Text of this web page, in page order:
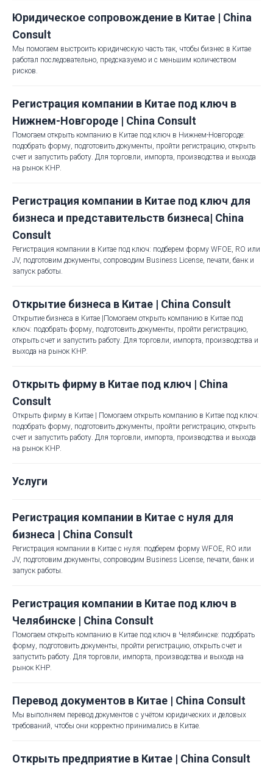
Юридическое сопровождение в Китае | China
Consult
Мы помогаем выстроить юридическую часть так, чтобы бизнес в Китае
работал последовательно, предсказуемо и с меньшим количеством
рисков.
Регистрация компании в Китае под ключ в
Нижнем-Новгороде | China Consult
Помогаем открыть компанию в Китае под ключ в Нижнем-Новгороде:
подобрать форму, подготовить документы, пройти регистрацию, открыть
счет и запустить работу. Для торговли, импорта, производства и выхода
на рынок КНР.
Регистрация компании в Китае под ключ для
бизнеса и представительств бизнеса| China
Consult
Регистрация компании в Китае под ключ: подберем форму WFOE, RO или
JV, подготовим документы, сопроводим Business License, печати, банк и
запуск работы.
Открытие бизнеса в Китае | China Consult
Открытие бизнеса в Китае |Помогаем открыть компанию в Китае под
ключ: подобрать форму, подготовить документы, пройти регистрацию,
открыть счет и запустить работу. Для торговли, импорта, производства и
выхода на рынок КНР.
Открыть фирму в Китае под ключ | China
Consult
Открыть фирму в Китае | Помогаем открыть компанию в Китае под ключ:
подобрать форму, подготовить документы, пройти регистрацию, открыть
счет и запустить работу. Для торговли, импорта, производства и выхода
на рынок КНР.
Услуги
Регистрация компании в Китае с нуля для
бизнеса | China Consult
Регистрация компании в Китае с нуля: подберем форму WFOE, RO или
JV, подготовим документы, сопроводим Business License, печати, банк и
запуск работы.
Регистрация компании в Китае под ключ в
Челябинске | China Consult
Помогаем открыть компанию в Китае под ключ в Челябинске: подобрать
форму, подготовить документы, пройти регистрацию, открыть счет и
запустить работу. Для торговли, импорта, производства и выхода на
рынок КНР.
Перевод документов в Китае | China Consult
Мы выполняем перевод документов с учётом юридических и деловых
требований, чтобы они корректно принимались в Китае.
Открыть предприятие в Китае | China Consult